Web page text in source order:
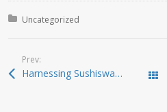
Posted in:
Uncategorized
Prev:
Harnessing Sushiswap for Efficient Crypto Trading